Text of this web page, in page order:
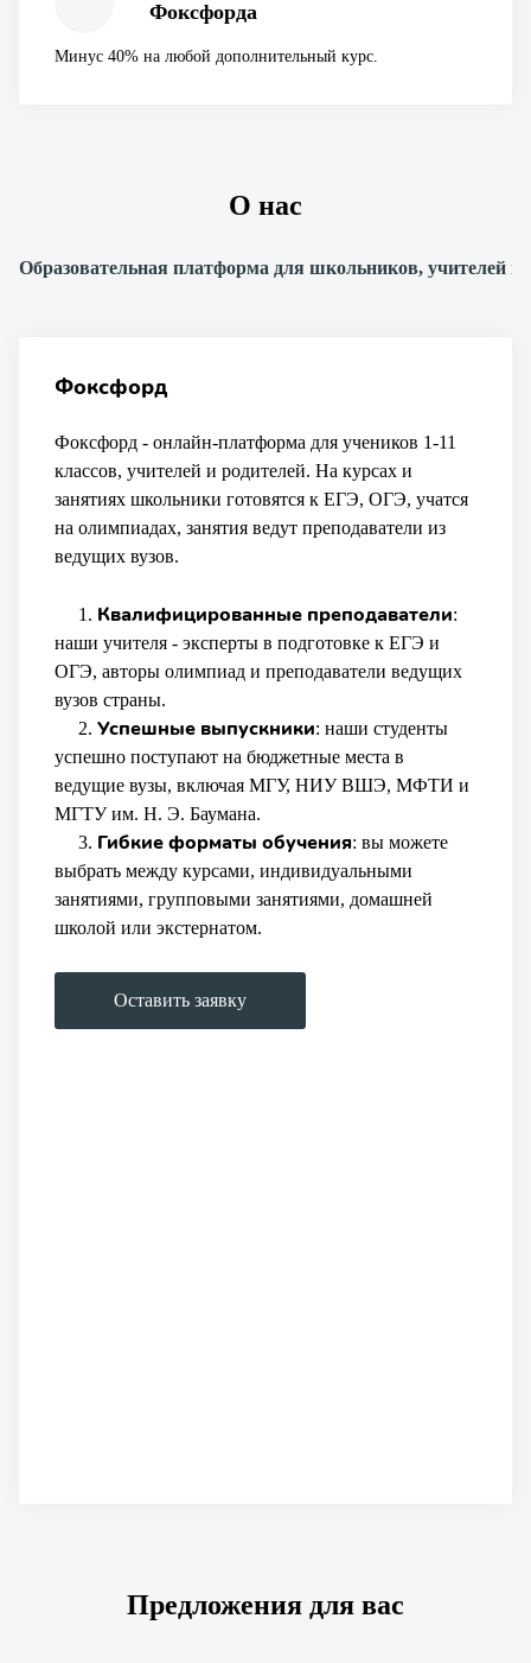
Фоксфорда
Минус 40% на любой дополнительный курс.
О нас
Образовательная платформа для школьников, учителей и
Фоксфорд
Фоксфорд - онлайн-платформа для учеников 1-11
классов, учителей и родителей. На курсах и
занятиях школьники готовятся к ЕГЭ, ОГЭ, учатся
на олимпиадах, занятия ведут преподаватели из
ведущих вузов.
1. Квалифицированные преподаватели:
наши учителя - эксперты в подготовке к ЕГЭ и
ОГЭ, авторы олимпиад и преподаватели ведущих
вузов страны.
2. Успешные выпускники: наши студенты
успешно поступают на бюджетные места в
ведущие вузы, включая МГУ, НИУ ВШЭ, МФТИ и
МГТУ им. Н. Э. Баумана.
3. Гибкие форматы обучения: вы можете
выбрать между курсами, индивидуальными
занятиями, групповыми занятиями, домашней
школой или экстернатом.
Оставить заявку
Предложения для вас